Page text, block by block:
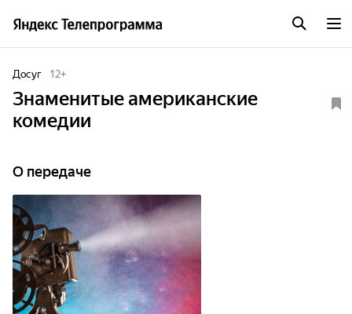
Досуг 12+
Знаменитые американские
комедии
О передаче